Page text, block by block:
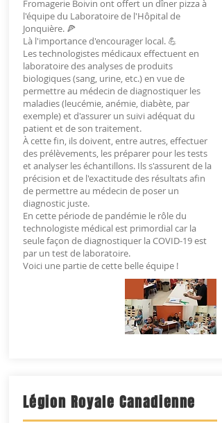
Fromagerie Boivin ont offert un dîner pizza à
l'équipe du Laboratoire de l'Hôpital de
Jonquière. 🍕
Là l'importance d'encourager local. 💪
Les technologistes médicaux effectuent en
laboratoire des analyses de produits
biologiques (sang, urine, etc.) en vue de
permettre au médecin de diagnostiquer les
maladies (leucémie, anémie, diabète, par
exemple) et d'assurer un suivi adéquat du
patient et de son traitement.
À cette fin, ils doivent, entre autres, effectuer
des prélèvements, les préparer pour les tests
et analyser les échantillons. Ils s'assurent de la
précision et de l'exactitude des résultats afin
de permettre au médecin de poser un
diagnostic juste.
En cette période de pandémie le rôle du
technologiste médical est primordial car la
seule façon de diagnostiquer la COVID-19 est
par un test de laboratoire.
Voici une partie de cette belle équipe !
Légion Royale Canadienne